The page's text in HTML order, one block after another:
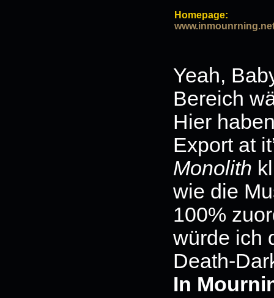
Homepage:
Yeah,
Bereich
Hier
Export at
Monolith
wie die
100%
würde ich
Death-
In